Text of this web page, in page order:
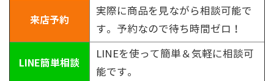
来店予約
実際に商品を見ながら相談可能で
す。予約なので待ち時間ゼロ！
LINE簡単相談
LINEを使って簡単＆気軽に相談可
能です。